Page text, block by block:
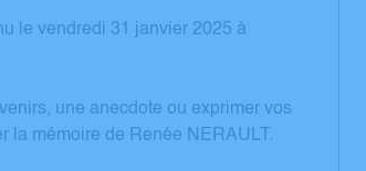
le vendredi 31 janvier 2025 à
une anecdote ou exprimer vos
la mémoire de Renée NERAULT.